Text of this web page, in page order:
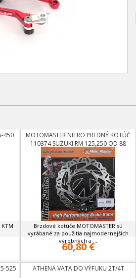
450
MOTOMASTER NITRO PREDNÝ KOTÚČ
110374 SUZUKI RM 125,250 OD 88
Brzdové kotúče MOTOMASTER sú
vyrábané za použitia najmodernejších
výrobných a ...
60,80 €
525
ATHENA VATA DO VÝFUKU 2T/4T